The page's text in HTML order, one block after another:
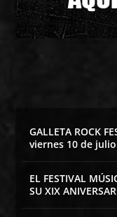
GALLETA ROCK
viernes 10 de julio
EL FESTIVAL
SU XIX